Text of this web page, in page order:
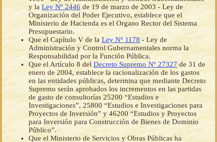
y la Ley Nº 2446 de 19 de marzo de 2003 - Ley de
Organización del Poder Ejecutivo, establece que el
Ministerio de Hacienda es el Organo Rector del Sistema
Presupuestario.
Que el Capítulo V de la Ley Nº 1178 - Ley de
Administración y Control Gubernamentales norma la
Responsabilidad por la Función Pública.
Que el Artículo 8 del Decreto Supremo Nº 27327 de 31 de
enero de 2004, establece la racionalización de los gastos
en las entidades públicas, determina que mediante Decreto
Supremo serán aprobados los incrementos en las partidas
de gasto de consultorías 25200 “Estudios e
Investigaciones”, 25800 “Estudios e Investigaciones para
Proyectos de Inversión” y 46200 “Estudios y Proyectos
para Inversión para Construcción de Bienes de Dominio
Público”.
Que el Ministerio de Servicios y Obras Públicas ha